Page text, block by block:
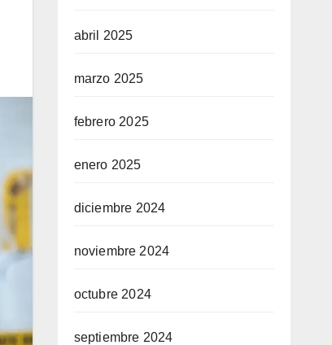
abril 2025
marzo 2025
febrero 2025
enero 2025
diciembre 2024
noviembre 2024
octubre 2024
septiembre 2024